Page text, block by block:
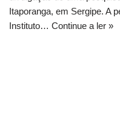
Itaporanga, em Sergipe. A
Instituto… Continue a ler »